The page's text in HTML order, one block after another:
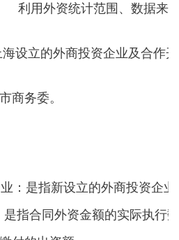
利用外资统计范围、数据来
设立的外商投资企业及合作
商务委。
：是指新设立的外商投资企
指合同外资金额的实际执行